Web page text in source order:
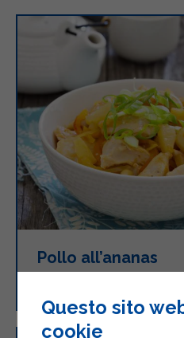
Pollo all’ananas
Questo sito
cookie